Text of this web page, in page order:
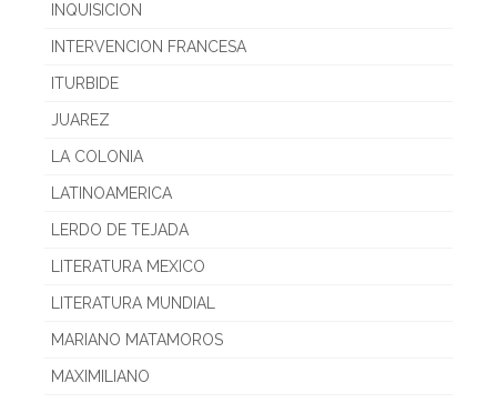
INQUISICION
INTERVENCION FRANCESA
ITURBIDE
JUAREZ
LA COLONIA
LATINOAMERICA
LERDO DE TEJADA
LITERATURA MEXICO
LITERATURA MUNDIAL
MARIANO MATAMOROS
MAXIMILIANO